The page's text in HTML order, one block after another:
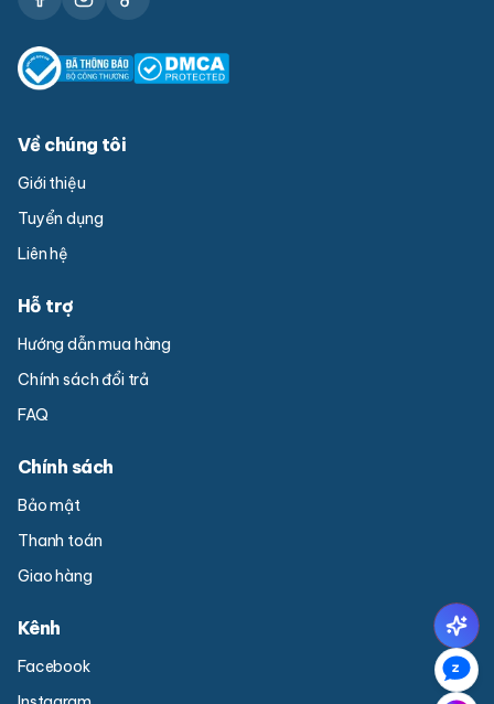
Về chúng tôi
Giới thiệu
Tuyển dụng
Liên hệ
Hỗ trợ
Hướng dẫn mua hàng
Chính sách đổi trả
FAQ
Chính sách
Bảo mật
Thanh toán
Giao hàng
Kênh
Facebook